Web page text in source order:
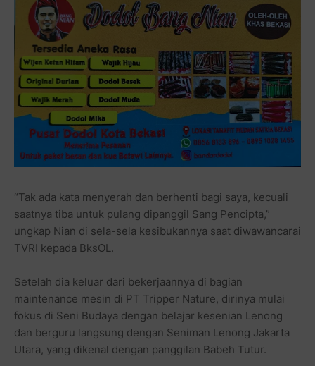
“Tak ada kata menyerah dan berhenti bagi saya, kecuali
saatnya tiba untuk pulang dipanggil Sang Pencipta,”
ungkap Nian di sela-sela kesibukannya saat diwawancarai
TVRI kepada BksOL.
Setelah dia keluar dari bekerjaannya di bagian
maintenance mesin di PT Tripper Nature, dirinya mulai
fokus di Seni Budaya dengan belajar kesenian Lenong
dan berguru langsung dengan Seniman Lenong Jakarta
Utara, yang dikenal dengan panggilan Babeh Tutur.